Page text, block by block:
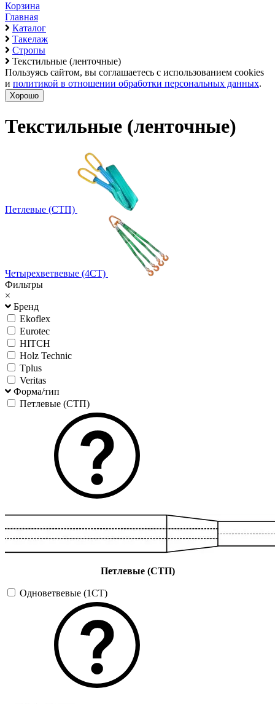
Корзина
Главная
Каталог
Такелаж
Стропы
Текстильные (ленточные)
Пользуясь сайтом, вы соглашаетесь с использованием cookies
и политикой в отношении обработки персональных данных.
Хорошо
Текстильные (ленточные)
Петлевые (СТП)
Четырехветвевые (4СТ)
Фильтры
×
Бренд
Ekoflex
Eurotec
HITCH
Holz Technic
Tplus
Veritas
Форма/тип
Петлевые (СТП)
Петлевые (СТП)
Одноветвевые (1СТ)